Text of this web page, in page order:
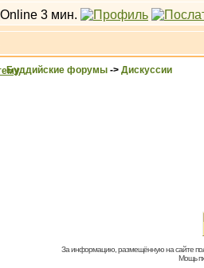
Буддийские форумы -> Дискуссии
За информацию, размещённую на сайте
Мощь